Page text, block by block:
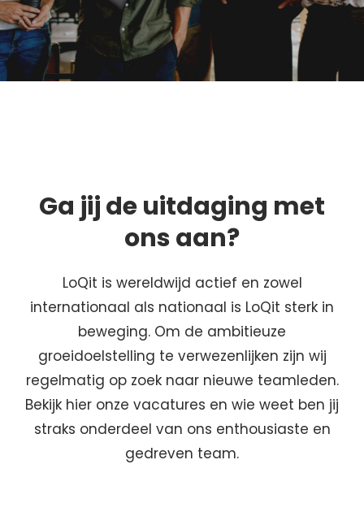
Ga jij de uitdaging met
ons aan?
LoQit is wereldwijd actief en zowel
internationaal als nationaal is LoQit sterk in
beweging. Om de ambitieuze
groeidoelstelling te verwezenlijken zijn wij
regelmatig op zoek naar nieuwe teamleden.
Bekijk hier onze vacatures en wie weet ben jij
straks onderdeel van ons enthousiaste en
gedreven team.